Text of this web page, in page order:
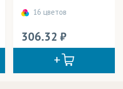
16 цветов
306.32